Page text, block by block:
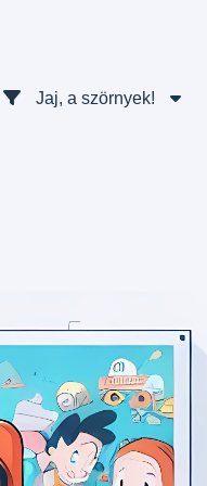
Jaj, a szörnyek!